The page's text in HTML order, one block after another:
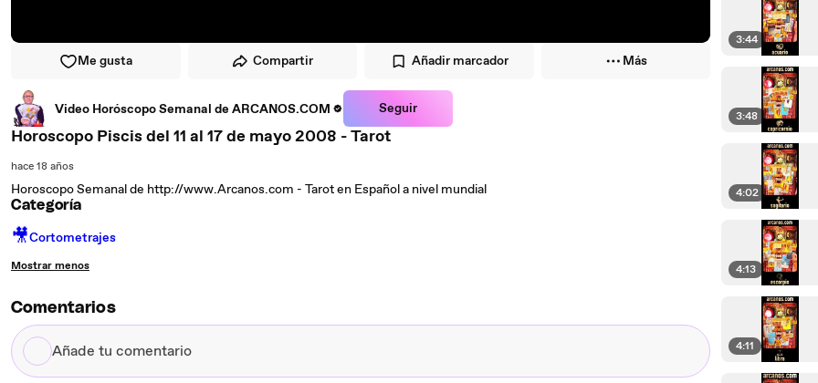
Me gusta Compartir Añadir marcador Más
Video Horóscopo Semanal de ARCANOS.COM Seguir
Horoscopo Piscis del 11 al 17 de mayo 2008 - Tarot
hace 18 años
Horoscopo Semanal de http://www.Arcanos.com - Tarot en Español a nivel mundial
Categoría
🎥Cortometrajes
Mostrar menos
Comentarios
Añade
tu
3:44
3:48
4:02
4:13
4:11